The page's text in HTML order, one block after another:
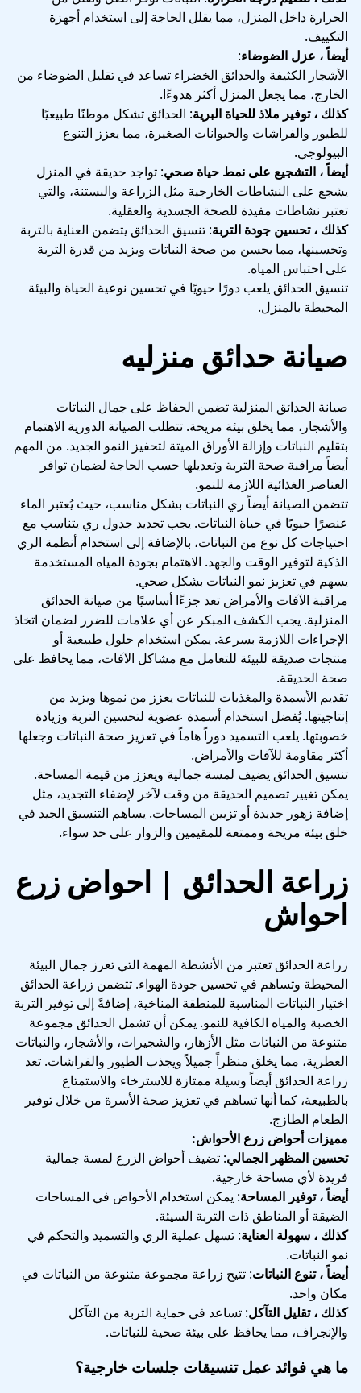
الحرارة داخل المنزل، مما يقلل الحاجة إلى استخدام أجهزة
التكييف.
أيضاً ، عزل الضوضاء:
الأشجار الكثيفة والحدائق الخضراء تساعد في تقليل الضوضاء من
الخارج، مما يجعل المنزل أكثر هدوءًا.
كذلك ، توفير ملاذ للحياة البرية: الحدائق تشكل موطنًا طبيعيًا
للطيور والفراشات والحيوانات الصغيرة، مما يعزز التنوع
البيولوجي.
أيضاً ، التشجيع على نمط حياة صحي: تواجد حديقة في المنزل
يشجع على النشاطات الخارجية مثل الزراعة والبستنة، والتي
تعتبر نشاطات مفيدة للصحة الجسدية والعقلية.
كذلك ، تحسين جودة التربة: تنسيق الحدائق يتضمن العناية بالتربة
وتحسينها، مما يحسن من صحة النباتات ويزيد من قدرة التربة
على احتباس المياه.
تنسيق الحدائق يلعب دورًا حيويًا في تحسين نوعية الحياة والبيئة
المحيطة بالمنزل.
صيانة حدائق منزليه
صيانة الحدائق المنزلية تضمن الحفاظ على جمال النباتات
والأشجار، مما يخلق بيئة مريحة. تتطلب الصيانة الدورية الاهتمام
بتقليم النباتات وإزالة الأوراق الميتة لتحفيز النمو الجديد. من المهم
أيضاً مراقبة صحة التربة وتعديلها حسب الحاجة لضمان توافر
العناصر الغذائية اللازمة للنمو.
تتضمن الصيانة أيضاً ري النباتات بشكل مناسب، حيث يُعتبر الماء
عنصرًا حيويًا في حياة النباتات. يجب تحديد جدول ري يتناسب مع
احتياجات كل نوع من النباتات، بالإضافة إلى استخدام أنظمة الري
الذكية لتوفير الوقت والجهد. الاهتمام بجودة المياه المستخدمة
يسهم في تعزيز نمو النباتات بشكل صحي.
مراقبة الآفات والأمراض تعد جزءًا أساسيًا من صيانة الحدائق
المنزلية. يجب الكشف المبكر عن أي علامات للضرر لضمان اتخاذ
الإجراءات اللازمة بسرعة. يمكن استخدام حلول طبيعية أو
منتجات صديقة للبيئة للتعامل مع مشاكل الآفات، مما يحافظ على
صحة الحديقة.
تقديم الأسمدة والمغذيات للنباتات يعزز من نموها ويزيد من
إنتاجيتها. يُفضل استخدام أسمدة عضوية لتحسين التربة وزيادة
خصوبتها. يلعب التسميد دوراً هاماً في تعزيز صحة النباتات وجعلها
أكثر مقاومة للآفات والأمراض.
تنسيق الحدائق يضيف لمسة جمالية ويعزز من قيمة المساحة.
يمكن تغيير تصميم الحديقة من وقت لآخر لإضفاء التجديد، مثل
إضافة زهور جديدة أو تزيين المساحات. يساهم التنسيق الجيد في
خلق بيئة مريحة وممتعة للمقيمين والزوار على حد سواء.
زراعة الحدائق | احواض زرع
احواش
زراعة الحدائق تعتبر من الأنشطة المهمة التي تعزز جمال البيئة
المحيطة وتساهم في تحسين جودة الهواء. تتضمن زراعة الحدائق
اختيار النباتات المناسبة للمنطقة المناخية، إضافةً إلى توفير التربة
الخصبة والمياه الكافية للنمو. يمكن أن تشمل الحدائق مجموعة
متنوعة من النباتات مثل الأزهار، والشجيرات، والأشجار، والنباتات
العطرية، مما يخلق منظراً جميلاً ويجذب الطيور والفراشات. تعد
زراعة الحدائق أيضاً وسيلة ممتازة للاسترخاء والاستمتاع
بالطبيعة، كما أنها تساهم في تعزيز صحة الأسرة من خلال توفير
الطعام الطازج.
مميزات أحواض زرع الأحواش:
تحسين المظهر الجمالي: تضيف أحواض الزرع لمسة جمالية
فريدة لأي مساحة خارجية.
أيضاً ، توفير المساحة: يمكن استخدام الأحواض في المساحات
الضيقة أو المناطق ذات التربة السيئة.
كذلك ، سهولة العناية: تسهل عملية الري والتسميد والتحكم في
نمو النباتات.
أيضاً ، تنوع النباتات: تتيح زراعة مجموعة متنوعة من النباتات في
مكان واحد.
كذلك ، تقليل التآكل: تساعد في حماية التربة من التآكل
والإنجراف، مما يحافظ على بيئة صحية للنباتات.
ما هي فوائد عمل تنسيقات جلسات خارجية؟